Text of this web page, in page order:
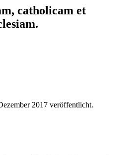
catholicam et
2017 veröffentlicht.